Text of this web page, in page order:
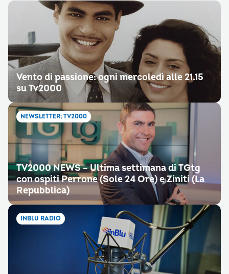
Vento di passione: ogni mercoledì alle 21.15
su Tv2000
NEWSLETTER; TV2000
TV2000 NEWS – Ultima settimana di TGtg
con ospiti Perrone (Sole 24 Ore) e Ziniti (La
Repubblica)
INBLU RADIO